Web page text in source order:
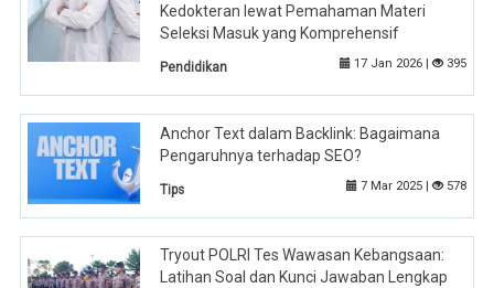
Kedokteran lewat Pemahaman Materi
Seleksi Masuk yang Komprehensif
Pendidikan 17 Jan 2026 | 395
Anchor Text dalam Backlink: Bagaimana
Pengaruhnya terhadap SEO?
Tips 7 Mar 2025 | 578
Tryout POLRI Tes Wawasan Kebangsaan:
Latihan Soal dan Kunci Jawaban Lengkap